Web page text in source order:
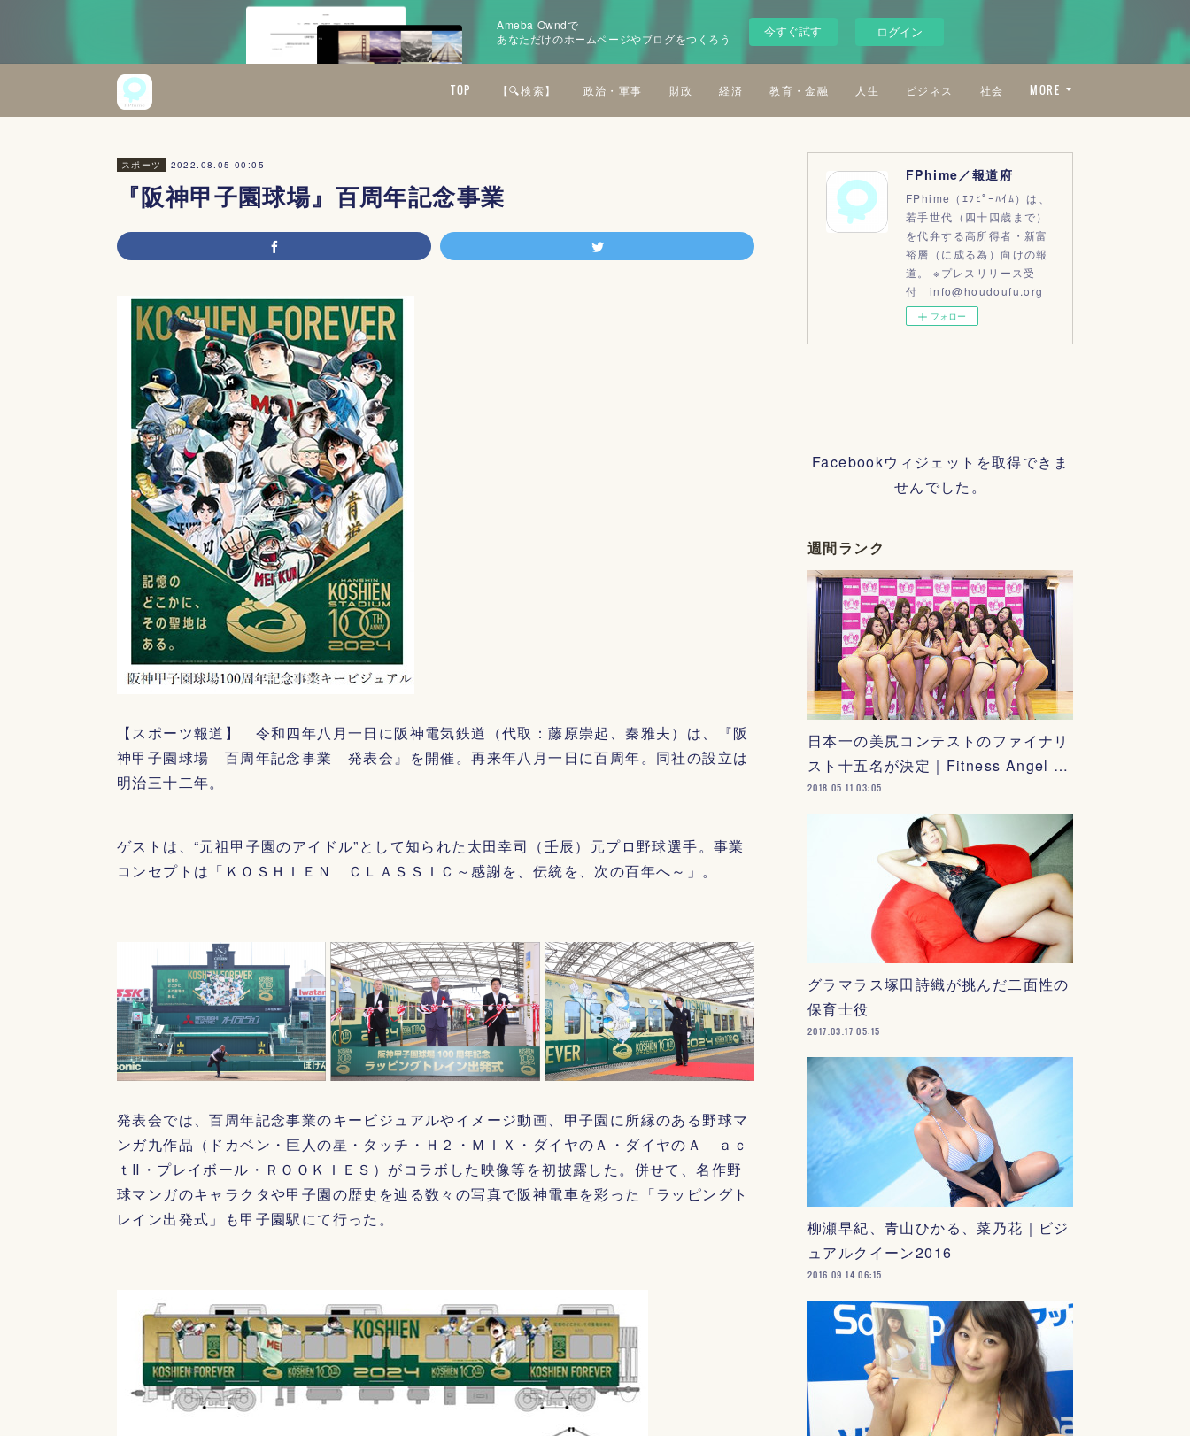
Ameba Owndで
あなただけのホームページやブログをつくろう
今すぐ試す ログイン
TOP 【🔍検索】 政治・軍事 財政 経済 教育・金融 人生 ビジネス 社会 MORE
スポーツ 2022.08.05 00:05
『阪神甲子園球場』百周年記念事業
【スポーツ報道】 令和四年八月一日に阪神電気鉄道（代取：藤原崇起、秦雅夫）は、『阪
神甲子園球場 百周年記念事業 発表会』を開催。再来年八月一日に百周年。同社の設立は
明治三十二年。
ゲストは、“元祖甲子園のアイドル”として知られた太田幸司（壬辰）元プロ野球選手。事業
コンセプトは「ＫＯＳＨＩＥＮ ＣＬＡＳＳＩＣ～感謝を、伝統を、次の百年へ～」。
発表会では、百周年記念事業のキービジュアルやイメージ動画、甲子園に所縁のある野球マ
ンガ九作品（ドカベン・巨人の星・タッチ・Ｈ２・ＭＩＸ・ダイヤのＡ・ダイヤのＡ ａｃ
ｔⅡ・プレイボール・ＲＯＯＫＩＥＳ）がコラボした映像等を初披露した。併せて、名作野
球マンガのキャラクタや甲子園の歴史を辿る数々の写真で阪神電車を彩った「ラッピングト
レイン出発式」も甲子園駅にて行った。
FPhime／報道府
FPhime（ｴﾌﾋﾟｰﾊｲﾑ）は、
若手世代（四十四歳まで）
を代弁する高所得者・新富
裕層（に成る為）向けの報
道。 ※プレスリリース受
付 info@houdoufu.org
フォロー
Facebookウィジェットを取得できま
せんでした。
週間ランク
日本一の美尻コンテストのファイナリ
スト十五名が決定｜Fitness Angel …
2018.05.11 03:05
グラマラス塚田詩織が挑んだ二面性の
保育士役
2017.03.17 05:15
柳瀬早紀、青山ひかる、菜乃花｜ビジ
ュアルクイーン2016
2016.09.14 06:15